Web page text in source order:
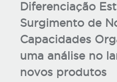
Diferenciação
Surgimento de
Capacidades
uma análise no
novos produtos